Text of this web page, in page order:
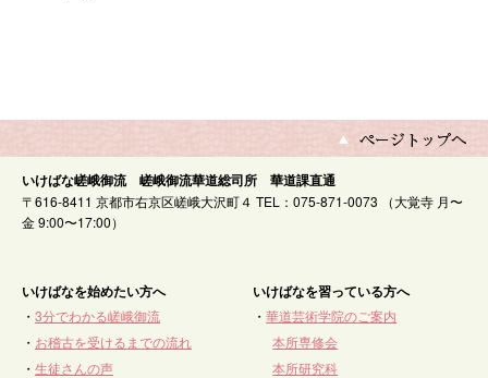
いけばな嵯峨御流 嵯峨御流華道総司所 華道課直通
〒616-8411 京都市右京区嵯峨大沢町４ TEL：075-871-0073 （大覚寺 月〜
金 9:00〜17:00）
いけばなを始めたい方へ
・ 3分でわかる嵯峨御流
・ お稽古を受けるまでの流れ
・ 生徒さんの声
いけばなを習っている方へ
・華道芸術学院のご案内
本所専修会
本所研究科